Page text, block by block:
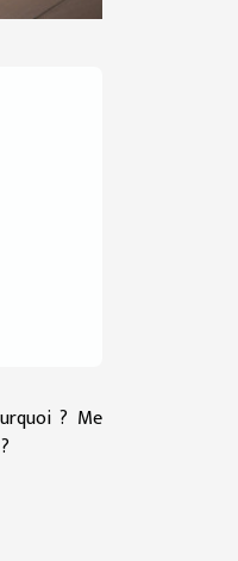
? Me